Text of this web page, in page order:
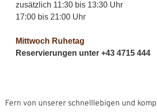
zusätzlich 11:30 bis 13:30 Uhr
17:00 bis 21:00 Uhr
Mittwoch Ruhetag
Reservierungen unter +43 4715 444
Fern von unserer schnelllebigen und